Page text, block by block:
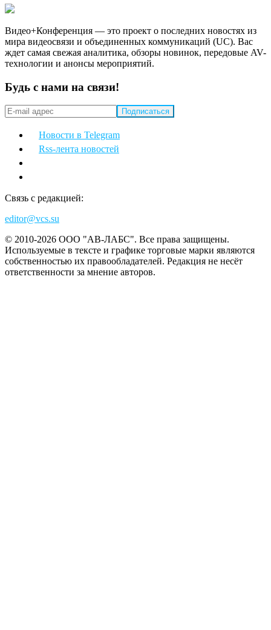
Видео+Конференция — это проект о последних новостях из
мира видеосвязи и объединенных коммуникаций (UC). Вас
ждет самая свежая аналитика, обзоры новинок, передовые AV-
технологии и анонсы мероприятий.
Будь с нами на связи!
Новости в Telegram
Rss-лента новостей
Связь с редакцией:
editor@vcs.su
© 2010-2026 ООО "АВ-ЛАБС". Все права защищены.
Используемые в тексте и графике торговые марки являются
собственностью их правообладателей. Редакция не несёт
ответственности за мнение авторов.